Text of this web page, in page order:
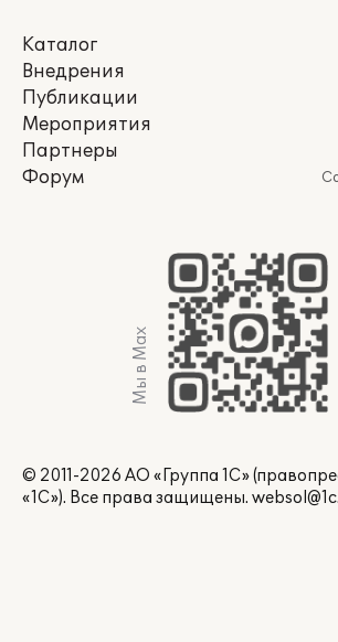
Каталог
Внедрения
Публикации
Мероприятия
Партнеры
Форум
Мы в Max
© 2011-2026 АО «Группа 1С»
«1С»). Все права защищены.